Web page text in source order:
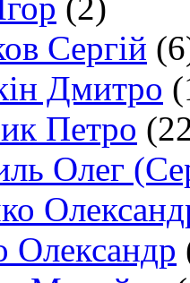
Сергій
Дмитро
Петро
Олег
Олександр